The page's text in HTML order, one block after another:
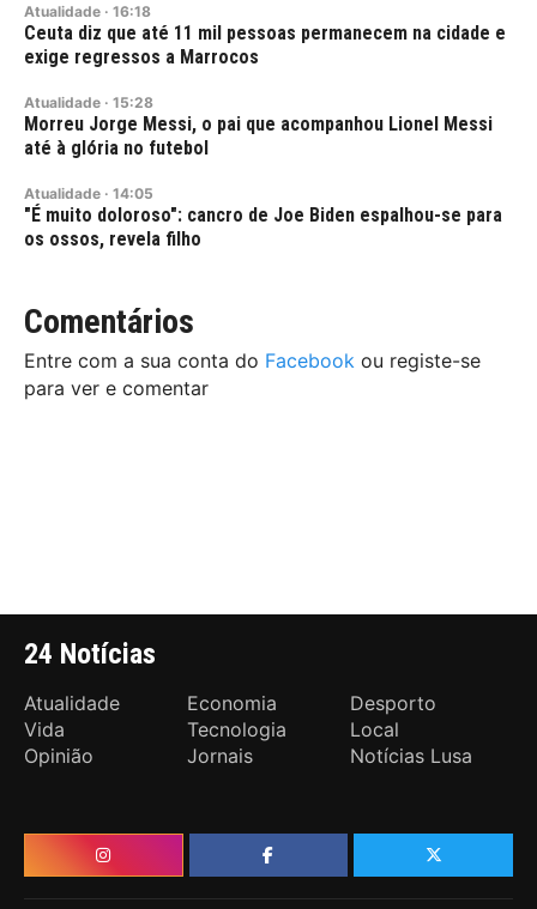
Atualidade · 16:18
Ceuta diz que até 11 mil pessoas permanecem na cidade e
exige regressos a Marrocos
Atualidade · 15:28
Morreu Jorge Messi, o pai que acompanhou Lionel Messi
até à glória no futebol
Atualidade · 14:05
"É muito doloroso": cancro de Joe Biden espalhou-se para
os ossos, revela filho
Comentários
Entre com a sua conta do Facebook ou registe-se
para ver e comentar
24 Notícias
Atualidade Economia
Desporto
Vida
Tecnologia
Local
Opinião
Jornais Notícias Lusa